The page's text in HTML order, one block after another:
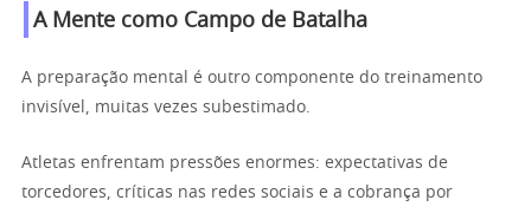
A Mente como Campo de Batalha
A preparação mental é outro componente do treinamento
invisível, muitas vezes subestimado.
Atletas enfrentam pressões enormes: expectativas de
torcedores, críticas nas redes sociais e a cobrança por